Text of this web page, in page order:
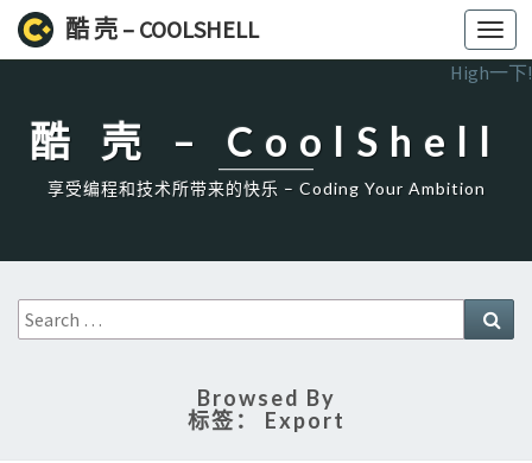
酷 壳 – COOLSHELL
High一下!
酷 壳 – CoolShell
享受编程和技术所带来的快乐 – Coding Your Ambition
Search
for:
Browsed By
标签： Export